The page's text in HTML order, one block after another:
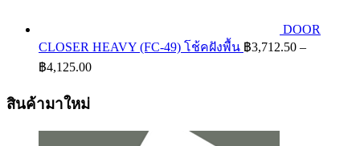
DOOR
CLOSER HEAVY (FC-49) โช้คฝังพื้น ฿3,712.50 –
฿4,125.00Price
฿4,125.00
สินค้ามาใหม่